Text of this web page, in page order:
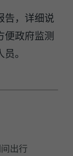
告，详细说
便政府监测
。
出行